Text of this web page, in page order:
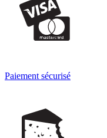
Paiement sécurisé